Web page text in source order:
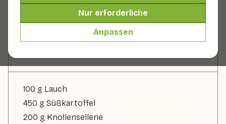
Nur erforderliche
Anpassen
100 g Lauch
450 g Süßkartoffel
200 g Knollensellerie